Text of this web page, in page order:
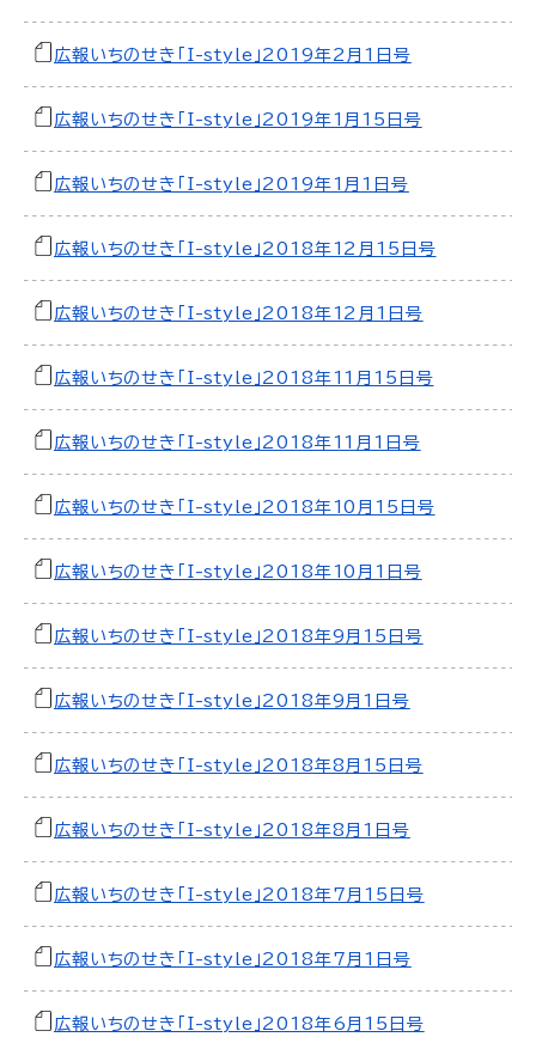
広報いちのせき「I-style」2019年2月1日号
広報いちのせき「I-style」2019年1月15日号
広報いちのせき「I-style」2019年1月1日号
広報いちのせき「I-style」2018年12月15日号
広報いちのせき「I-style」2018年12月1日号
広報いちのせき「I-style」2018年11月15日号
広報いちのせき「I-style」2018年11月1日号
広報いちのせき「I-style」2018年10月15日号
広報いちのせき「I-style」2018年10月1日号
広報いちのせき「I-style」2018年9月15日号
広報いちのせき「I-style」2018年9月1日号
広報いちのせき「I-style」2018年8月15日号
広報いちのせき「I-style」2018年8月1日号
広報いちのせき「I-style」2018年7月15日号
広報いちのせき「I-style」2018年7月1日号
広報いちのせき「I-style」2018年6月15日号